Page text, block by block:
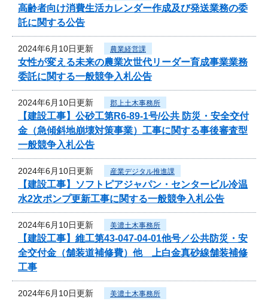
高齢者向け消費生活カレンダー作成及び発送業務の委
託に関する公告
2024年6月10日更新 農業経営課
女性が変える未来の農業次世代リーダー育成事業業務
委託に関する一般競争入札公告
2024年6月10日更新 郡上土木事務所
【建設工事】公砂工第R6-89-1号/公共 防災・安全交付
金（急傾斜地崩壊対策事業）工事に関する事後審査型
一般競争入札公告
2024年6月10日更新 産業デジタル推進課
【建設工事】ソフトピアジャパン・センタービル冷温
水2次ポンプ更新工事に関する一般競争入札公告
2024年6月10日更新 美濃土木事務所
【建設工事】維工第43-047-04-01他号／公共防災・安
全交付金（舗装道補修費）他 上白金真砂線舗装補修
工事
2024年6月10日更新 美濃土木事務所